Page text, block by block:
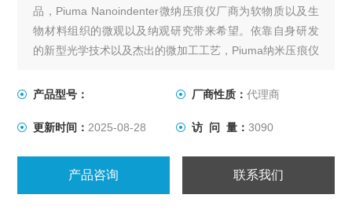
品，Piuma Nanoindenter微纳压痕仪厂商为软物质以及生
物材料组织的微观以及纳观研究带来希望。依靠自身研发
的新型光学技术以及杰出的微加工工艺，Piuma纳米压痕仪
Piuma同样非常适合在液体中测试样品。其操作非常简单易
压痕实验。
产品型号： 厂商性质： 代理商
更新时间： 2025-08-28 访 问 量： 3090
产品咨询 联系我们